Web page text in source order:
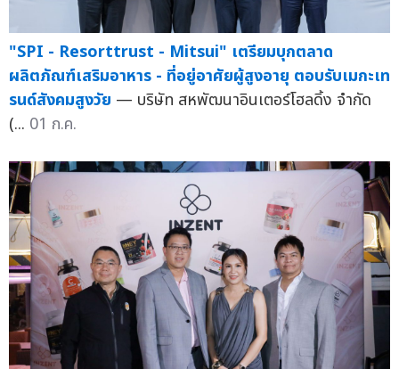
"SPI - Resorttrust - Mitsui" เตรียมบุกตลาด
ผลิตภัณฑ์เสริมอาหาร - ที่อยู่อาศัยผู้สูงอายุ ตอบรับเมกะเท
รนด์สังคมสูงวัย — บริษัท สหพัฒนาอินเตอร์โฮลดิ้ง จำกัด
(... 01 ก.ค.